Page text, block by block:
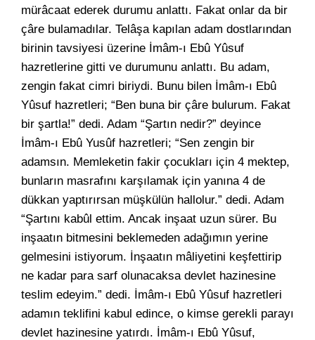
mürâcaat ederek durumu anlattı. Fakat onlar da bir
çâre bulamadılar. Telâşa kapılan adam dostlarından
birinin tavsiyesi üzerine İmâm-ı Ebû Yûsuf
hazretlerine gitti ve durumunu anlattı. Bu adam,
zengin fakat cimri biriydi. Bunu bilen İmâm-ı Ebû
Yûsuf hazretleri; “Ben buna bir çâre bulurum. Fakat
bir şartla!” dedi. Adam “Şartın nedir?” deyince
İmâm-ı Ebû Yusûf hazretleri; “Sen zengin bir
adamsın. Memleketin fakir çocukları için 4 mektep,
bunların masrafını karşılamak için yanına 4 de
dükkan yaptırırsan müşkülün hallolur.” dedi. Adam
“Şartını kabûl ettim. Ancak inşaat uzun sürer. Bu
inşaatın bitmesini beklemeden adağımın yerine
gelmesini istiyorum. İnşaatın mâliyetini keşfettirip
ne kadar para sarf olunacaksa devlet hazinesine
teslim edeyim.” dedi. İmâm-ı Ebû Yûsuf hazretleri
adamın teklifini kabul edince, o kimse gerekli parayı
devlet hazinesine yatırdı. İmâm-ı Ebû Yûsuf,